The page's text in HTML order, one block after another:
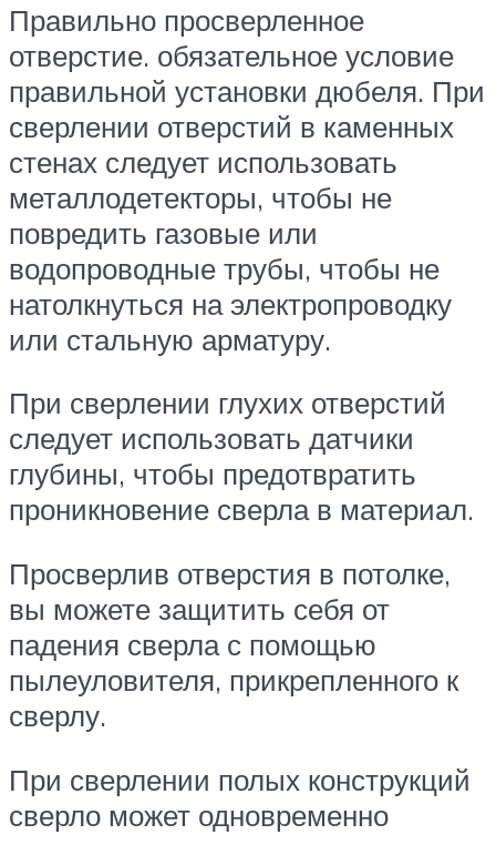
Правильно просверленное
отверстие. обязательное условие
правильной установки дюбеля. При
сверлении отверстий в каменных
стенах следует использовать
металлодетекторы, чтобы не
повредить газовые или
водопроводные трубы, чтобы не
натолкнуться на электропроводку
или стальную арматуру.
При сверлении глухих отверстий
следует использовать датчики
глубины, чтобы предотвратить
проникновение сверла в материал.
Просверлив отверстия в потолке,
вы можете защитить себя от
падения сверла с помощью
пылеуловителя, прикрепленного к
сверлу.
При сверлении полых конструкций
сверло может одновременно